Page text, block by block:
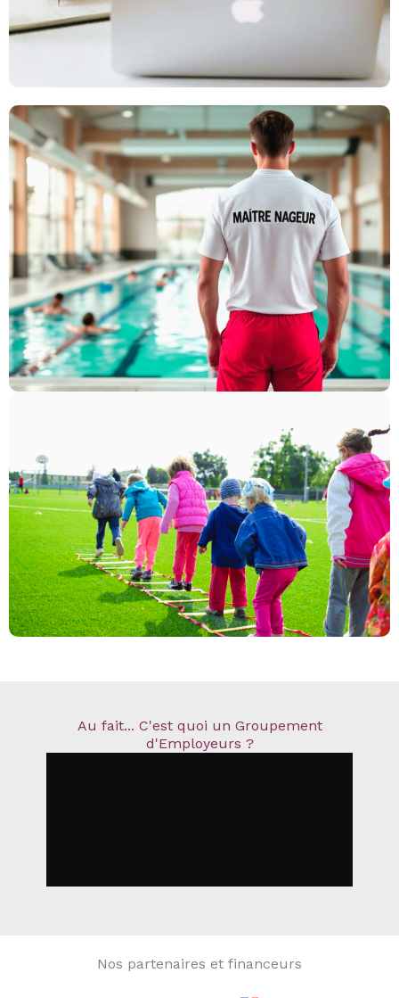
Au fait... C'est quoi un Groupement
d'Employeurs ?
Nos partenaires et financeurs